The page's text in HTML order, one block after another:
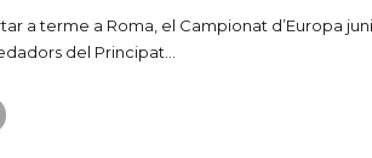
a terme a Roma, el Campionat d’Europa
del Principat...